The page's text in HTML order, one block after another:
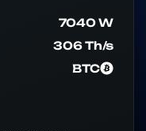
7040 W
306 Th/s
BTC